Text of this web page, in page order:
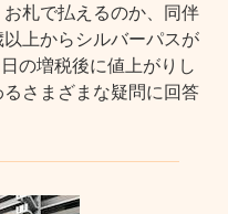
札で払えるのか、同伴
上からシルバーパスが
の増税後に値上がりし
さまざまな疑問に回答